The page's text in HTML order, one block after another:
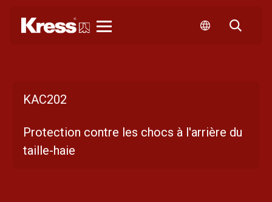
KAC202
Protection contre les chocs à l'arrière du
taille-haie